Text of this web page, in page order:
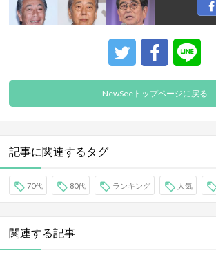
NewSeeトップページに戻る
記事に関連するタグ
70代 80代 ランキング 人気
関連する記事